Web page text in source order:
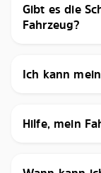
Gibt es die
Fahrzeug?
Ich kann
Hilfe, mein